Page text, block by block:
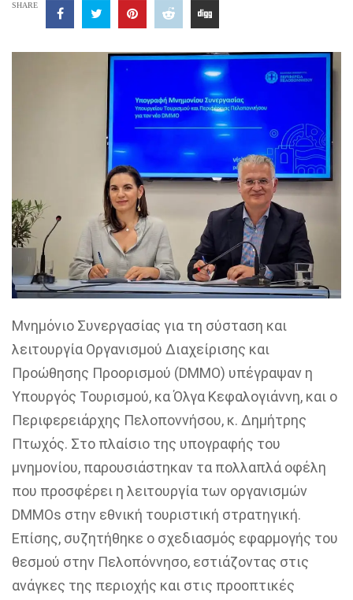
SHARE
Μνημόνιο Συνεργασίας για τη σύσταση και
λειτουργία Οργανισμού Διαχείρισης και
Προώθησης Προορισμού (DMMO) υπέγραψαν η
Υπουργός Τουρισμού, κα Όλγα Κεφαλογιάννη, και ο
Περιφερειάρχης Πελοποννήσου, κ. Δημήτρης
Πτωχός. Στο πλαίσιο της υπογραφής του
μνημονίου, παρουσιάστηκαν τα πολλαπλά οφέλη
που προσφέρει η λειτουργία των οργανισμών
DMMOs στην εθνική τουριστική στρατηγική.
Επίσης, συζητήθηκε ο σχεδιασμός εφαρμογής του
θεσμού στην Πελοπόννησο, εστιάζοντας στις
ανάγκες της περιοχής και στις προοπτικές